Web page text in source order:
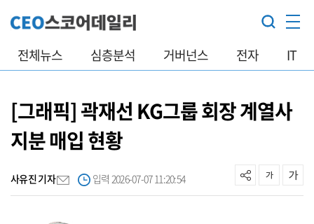
전체뉴스 심층분석 거버넌스 전자 IT
[그래픽] 곽재선 KG그룹 회장 계열사
지분 매입 현황
사유진 기자 입력 2026-07-07 11:20:54